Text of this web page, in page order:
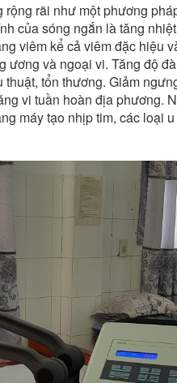
rãi như một phương
của sóng ngắn là tăng
viêm kể cả viêm đặc hiệu
và ngoại vi. Tăng độ
tổn thương. Giảm
vi tuần hoàn địa phương.
máy tạo nhịp tim, các loại